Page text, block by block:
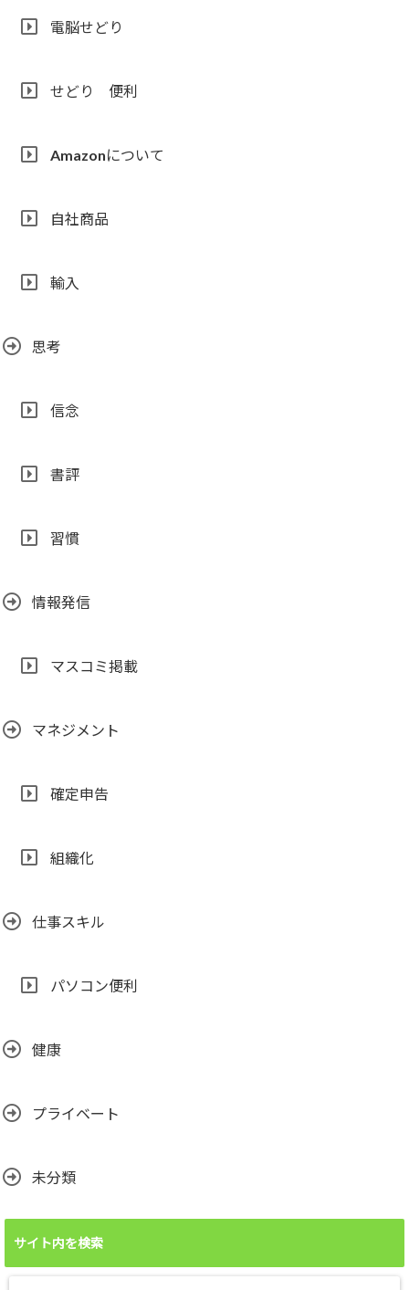
電脳せどり
せどり 便利
Amazonについて
自社商品
輸入
思考
信念
書評
習慣
情報発信
マスコミ掲載
マネジメント
確定申告
組織化
仕事スキル
パソコン便利
健康
プライベート
未分類
サイト内を検索